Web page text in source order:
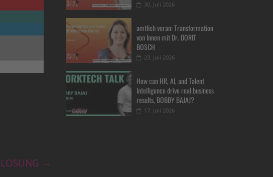
→
30. Juli 2026
amtlich voran: Transformation
von Innen mit Dr. DORIT
BOSCH
23. Juli 2026
How can HR, AI, and Talent
Intelligence drive real business
results, BOBBY BAJAJ?
17. Juli 2026